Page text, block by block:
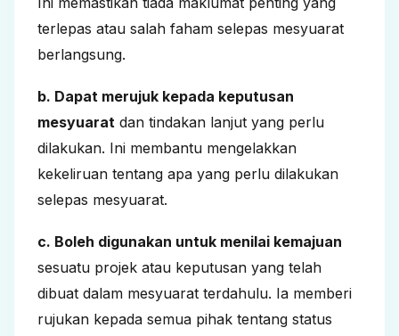
terlepas atau salah faham selepas mesyuarat
berlangsung.
b. Dapat merujuk kepada keputusan
mesyuarat dan tindakan lanjut yang perlu
dilakukan. Ini membantu mengelakkan
kekeliruan tentang apa yang perlu dilakukan
selepas mesyuarat.
c. Boleh digunakan untuk menilai kemajuan
sesuatu projek atau keputusan yang telah
dibuat dalam mesyuarat terdahulu. Ia memberi
rujukan kepada semua pihak tentang status